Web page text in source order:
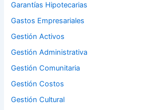
Garantías Hipotecarias
Gastos Empresariales
Gestión Activos
Gestión Administrativa
Gestión Comunitaria
Gestión Costos
Gestión Cultural